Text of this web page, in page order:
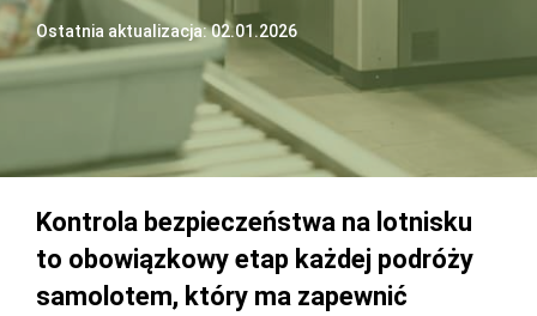
Ostatnia aktualizacja: 02.01.2026
Kontrola bezpieczeństwa na lotnisku
to obowiązkowy etap każdej podróży
samolotem, który ma zapewnić